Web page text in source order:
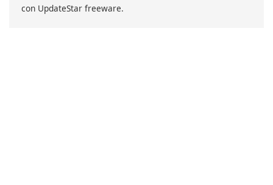
con UpdateStar freeware.